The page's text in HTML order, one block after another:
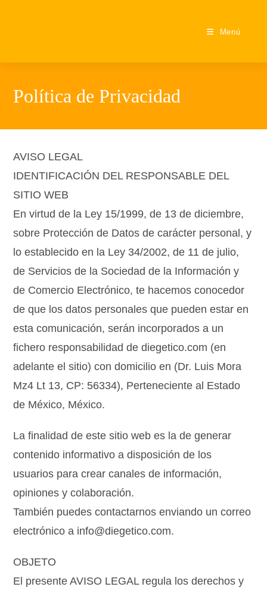
Menú
Política de Privacidad
AVISO LEGAL
IDENTIFICACIÓN DEL RESPONSABLE DEL
SITIO WEB
En virtud de la Ley 15/1999, de 13 de diciembre,
sobre Protección de Datos de carácter personal, y
lo establecido en la Ley 34/2002, de 11 de julio,
de Servicios de la Sociedad de la Información y
de Comercio Electrónico, te hacemos conocedor
de que los datos personales que pueden estar en
esta comunicación, serán incorporados a un
fichero responsabilidad de diegetico.com (en
adelante el sitio) con domicilio en (Dr. Luis Mora
Mz4 Lt 13, CP: 56334), Perteneciente al Estado
de México, México.
La finalidad de este sitio web es la de generar
contenido informativo a disposición de los
usuarios para crear canales de información,
opiniones y colaboración.
También puedes contactarnos enviando un correo
electrónico a info@diegetico.com.
OBJETO
El presente AVISO LEGAL regula los derechos y